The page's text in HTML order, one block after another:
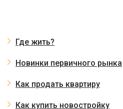
Где жить?
Новинки первичного рынка
Как продать квартиру
Как купить новостройку